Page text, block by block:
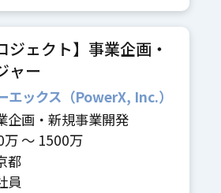
ジェクト】事業企画・
ャー
エックス（PowerX, Inc.）
企画・新規事業開発
万 〜 1500万
都
員